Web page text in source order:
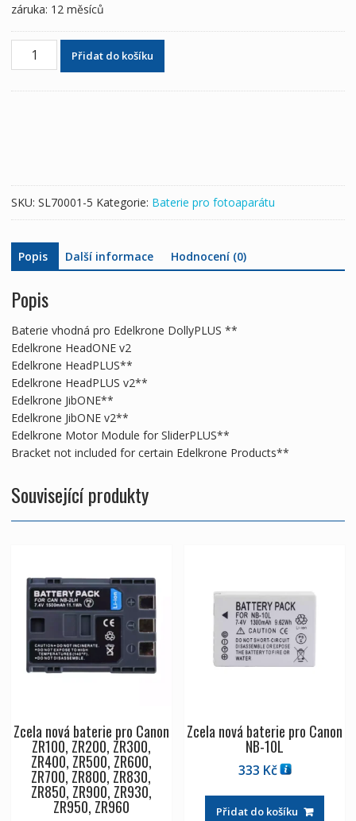
záruka: 12 měsíců
Zcela
nová
HeadONE
v2
Edelkrone
HeadPLUS**
Edelkrone
HeadPLUS
v2**
Edelkrone
JibONE**
Edelkrone
JibONE
v2**
Edelkrone
Motor
Module
for
not
included
Products**
množství
Přidat do košíku
SKU: SL70001-5 Kategorie: Baterie pro fotoaparátu
Popis Další informace Hodnocení (0)
Popis
Baterie vhodná pro Edelkrone DollyPLUS **
Edelkrone HeadONE v2
Edelkrone HeadPLUS**
Edelkrone HeadPLUS v2**
Edelkrone JibONE**
Edelkrone JibONE v2**
Edelkrone Motor Module for SliderPLUS**
Bracket not included for certain Edelkrone Products**
Související produkty
Zcela nová baterie pro Canon
ZR100, ZR200, ZR300,
ZR400, ZR500, ZR600,
ZR700, ZR800, ZR830,
ZR850, ZR900, ZR930,
ZR950, ZR960
Zcela nová baterie pro Canon
NB-10L
333 Kč
Přidat do košíku